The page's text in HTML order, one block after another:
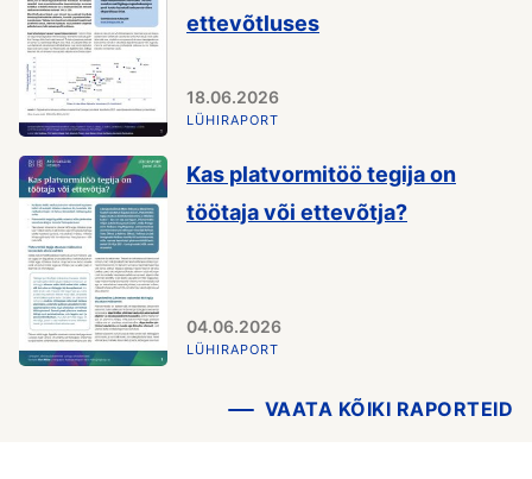
ettevõtluses
18.06.2026
LÜHIRAPORT
Kas platvormitöö tegija on
töötaja või ettevõtja?
04.06.2026
LÜHIRAPORT
VAATA KÕIKI RAPORTEID